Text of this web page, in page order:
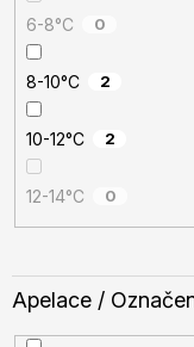
6-8°C 0
8-10°C 2
10-12°C 2
12-14°C 0
Apelace /